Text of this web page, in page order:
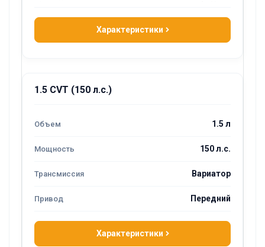
Характеристики
1.5 CVT (150 л.с.)
1.5 л
150 л.с.
Вариатор
Передний
Характеристики